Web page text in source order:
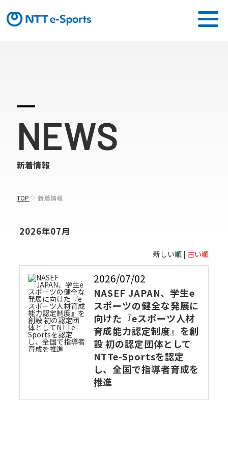
ピックアップ
CONTACT
NEWS
新着情報
TOP 新着情報
2026年07月
新しい順 | 古い順
2026/07/02
NASEF JAPAN、学生e
スポーツの健全な発展に
向けた『eスポーツ人材
育成能力認定制度』を創
設 初の認定団体として
NTTe-Sportsを認定
し、全国で指導者育成を
推進